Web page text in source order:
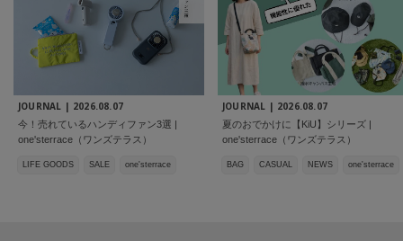
JOURNAL | 2026.08.07
今！売れているハンディファン3選 |
one'sterrace（ワンズテラス）
LIFE GOODS SALE one'sterrace
JOURNAL | 2026.08.07
夏のおでかけに【KiU】シリーズ |
one'sterrace（ワンズテラス）
BAG CASUAL NEWS one'sterrace